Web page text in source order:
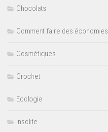
Chocolats
Comment faire des économies
Cosmétiques
Crochet
Ecologie
Insolite